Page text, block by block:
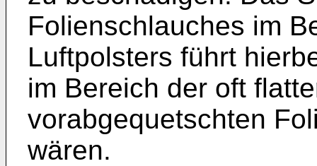
Folienschlauches im
Luftpolsters führt
im Bereich der oft
vorabgequetschten
wären.